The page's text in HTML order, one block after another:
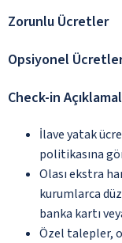
Zorunlu Ücretler
Opsiyonel
Check-in
İlave yatak
politikasına
Olası ekstra
kurumlarca
banka kartı
Özel talepler,